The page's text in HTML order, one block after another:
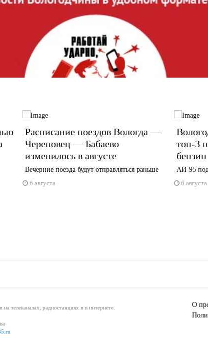
Расписание поездов Вологда —
Череповец — Бабаево
изменилось в августе
Вечерние поезда будут отправляться раньше
6 августа
топ-3
бензин
АИ-95
6 августа
телеканалах, радиостанциях и в интернете. О